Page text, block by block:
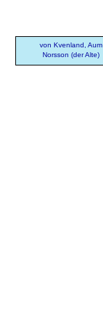
von Kvenland, Aum
Norsson (der Alte)